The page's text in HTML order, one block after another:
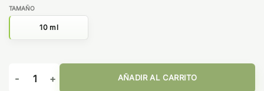
TAMAÑO
10 ml
Mojito Lemonade 10ml - Atemporal Nic Salts by The Mind
AÑADIR AL CARRITO